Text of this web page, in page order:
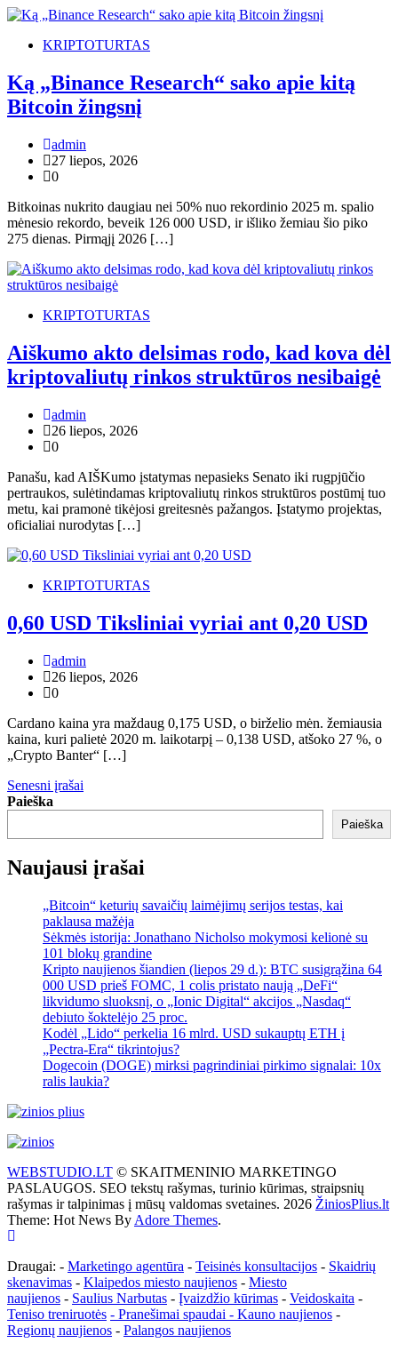
KRIPTOTURTAS
Ką „Binance Research“ sako apie kitą
Bitcoin žingsnį
admin
27 liepos, 2026
0
Bitkoinas nukrito daugiau nei 50% nuo rekordinio 2025 m. spalio
mėnesio rekordo, beveik 126 000 USD, ir išliko žemiau šio piko
275 dienas. Pirmąjį 2026 […]
KRIPTOTURTAS
Aiškumo akto delsimas rodo, kad kova dėl
kriptovaliutų rinkos struktūros nesibaigė
admin
26 liepos, 2026
0
Panašu, kad AIŠKumo įstatymas nepasieks Senato iki rugpjūčio
pertraukos, sulėtindamas kriptovaliutų rinkos struktūros postūmį tuo
metu, kai pramonė tikėjosi greitesnės pažangos. Įstatymo projektas,
oficialiai nurodytas […]
KRIPTOTURTAS
0,60 USD Tiksliniai vyriai ant 0,20 USD
admin
26 liepos, 2026
0
Cardano kaina yra maždaug 0,175 USD, o birželio mėn. žemiausia
kaina, kuri palietė 2020 m. laikotarpį – 0,138 USD, atšoko 27 %, o
„Crypto Banter“ […]
Navigacija
tarp
įrašų
Senesni įrašai
Paieška
Paieška
Naujausi įrašai
„Bitcoin“ keturių savaičių laimėjimų serijos testas, kai
paklausa mažėja
Sėkmės istorija: Jonathano Nicholso mokymosi kelionė su
101 blokų grandine
Kripto naujienos šiandien (liepos 29 d.): BTC susigrąžina 64
000 USD prieš FOMC, 1 colis pristato naują „DeFi“
likvidumo sluoksnį, o „Ionic Digital“ akcijos „Nasdaq“
debiuto šoktelėjo 25 proc.
Kodėl „Lido“ perkelia 16 mlrd. USD sukauptų ETH į
„Pectra-Era“ tikrintojus?
Dogecoin (DOGE) mirksi pagrindiniai pirkimo signalai: 10x
ralis laukia?
WEBSTUDIO.LT © SKAITMENINIO MARKETINGO
PASLAUGOS. SEO tekstų rašymas, turinio kūrimas, straipsnių
rašymas ir talpinimas į mūsų valdomas svetaines. 2026 ŽiniosPlius.lt
Theme: Hot News By Adore Themes.
Draugai: - Marketingo agentūra - Teisinės konsultacijos - Skaidrių
skenavimas - Klaipedos miesto naujienos - Miesto
naujienos - Saulius Narbutas - Įvaizdžio kūrimas - Veidoskaita -
Teniso treniruotės - Pranešimai spaudai - Kauno naujienos -
Regionų naujienos - Palangos naujienos